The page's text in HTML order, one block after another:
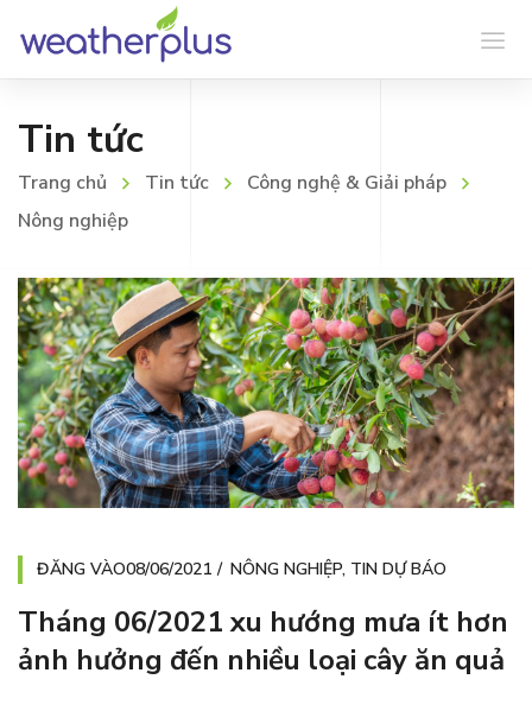
Tin tức
Trang chủ Tin tức
Công nghệ & Giải pháp
Nông nghiệp
ĐĂNG VÀO08/06/2021 NÔNG NGHIỆP, TIN DỰ BÁO
Tháng 06/2021 xu hướng mưa ít hơn
ảnh hưởng đến nhiều loại cây ăn quả